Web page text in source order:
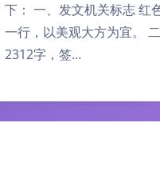
下： 一、发文机关标志 红
一行，以美观大方为宜。
2312字，签…